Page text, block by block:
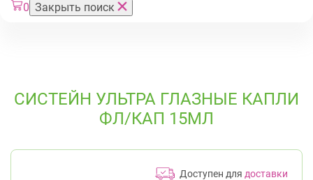
0 Закрыть поиск
СИСТЕЙН УЛЬТРА ГЛАЗНЫЕ КАПЛИ
ФЛ/КАП 15МЛ
Доступен для доставки